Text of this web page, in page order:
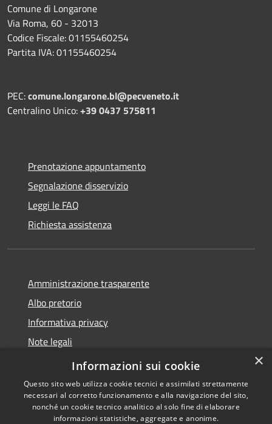
Comune di Longarone
Via Roma, 60 - 32013
Codice Fiscale: 01155460254
Partita IVA: 01155460254
PEC:comune.longarone.bl@pecveneto.it
Centralino Unico:+39 0437 575811
Prenotazione appuntamento
Segnalazione disservizio
Leggi le FAQ
Richiesta assistenza
Amministrazione trasparente
Albo pretorio
Informativa privacy
Note legali
Dichiarazione di accessibilità
×
Informazioni sui cookie
Questo sito web utilizza cookie tecnici e assimilati strettamente
necessari al corretto funzionamento e alla navigazione del sito,
nonché un cookie tecnico analitico al solo fine di elaborare
informazioni statistiche, aggregate e anonime.